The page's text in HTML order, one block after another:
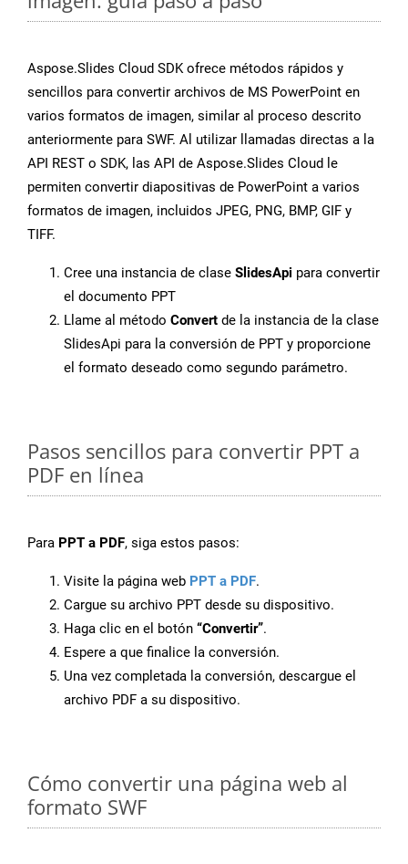
Aspose.Slides Cloud SDK ofrece métodos rápidos y
sencillos para convertir archivos de MS PowerPoint en
varios formatos de imagen, similar al proceso descrito
anteriormente para SWF. Al utilizar llamadas directas a la
API REST o SDK, las API de Aspose.Slides Cloud le
permiten convertir diapositivas de PowerPoint a varios
formatos de imagen, incluidos JPEG, PNG, BMP, GIF y
TIFF.
Cree una instancia de clase SlidesApi para convertir
el documento PPT
Llame al método Convert de la instancia de la clase
SlidesApi para la conversión de PPT y proporcione
el formato deseado como segundo parámetro.
Pasos sencillos para convertir PPT a
PDF en línea
Para PPT a PDF, siga estos pasos:
Visite la página web PPT a PDF.
Cargue su archivo PPT desde su dispositivo.
Haga clic en el botón “Convertir”.
Espere a que finalice la conversión.
Una vez completada la conversión, descargue el
archivo PDF a su dispositivo.
Cómo convertir una página web al
formato SWF